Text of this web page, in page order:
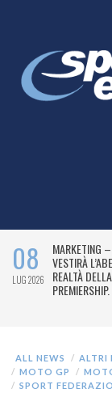
08
LUG 2026
MARKETING
VESTIRÀ
REALTÀ
PREMIERSHIP.
ALL NEWS ALTRI
MOTO GP
SPORT